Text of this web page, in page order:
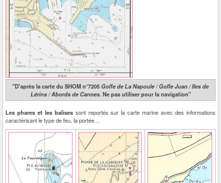
"D'après la carte du SHOM n°7205Golfe de La Napoule / Golfe Juan / Iles de
Lérins / Abords de Cannes. Ne pas utiliser pour la navigation"
Les phares et les balises sont reportés sur la carte marine avec des informations
caractérisant le type de feu, la portée…